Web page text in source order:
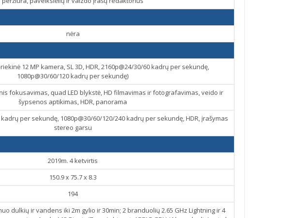
nėra
12 MP kamera, SL 3D, HDR, 2160p@24/30/60 kadrų per sekundę,
1080p@30/60/120 kadrų per sekundę)
fokusavimas, quad LED blykstė, HD filmavimas ir fotografavimas, veido ir
šypsenos aptikimas, HDR, panorama
per sekundę, 1080p@30/60/120/240 kadrų per sekundę, HDR, įrašymas
stereo garsu
2019m. 4 ketvirtis
150.9 x 75.7 x 8.3
194
dulkių ir vandens iki 2m gylio ir 30min; 2 branduolių 2.65 GHz Lightning ir 4